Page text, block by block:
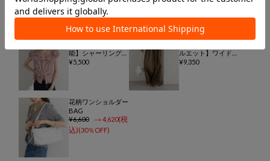
能】シャーリングフ
レンチブラウス
5,500
【4色/3サイズ展開/
ルエット】ワイドベ
ルトタックパンツ
9,350
花柄ワンショルダー
BAG
6,600
4,620
30％OFF